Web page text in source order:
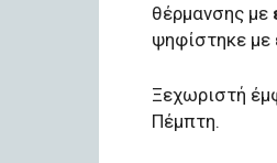
θέρμανσης με
ψηφίστηκε με
Ξεχωριστή
Πέμπτη.